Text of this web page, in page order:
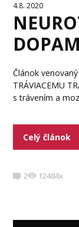
4.8. 2020
Článok venovaný
TRÁVIACEMU
s trávením a
Celý článok
2 12484x